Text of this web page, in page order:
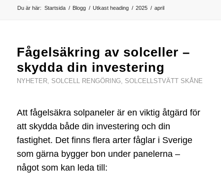
Du är här: Startsida / Blogg / Utkast heading / 2025 / april
Fågelsäkring av solceller –
skydda din investering
NYHETER, SOLCELL RENGÖRING, SOLCELLSTVÄTT SKÅNE
Att fågelsäkra solpaneler är en viktig åtgärd för
att skydda både din investering och din
fastighet. Det finns flera arter fåglar i Sverige
som gärna bygger bon under panelerna –
något som kan leda till: